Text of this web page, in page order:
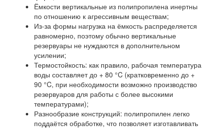
Ёмкости вертикальные из полипропилена инертны
по отношению к агрессивным веществам;
Из-за формы нагрузка на ёмкость распределяется
равномерно, поэтому обычно вертикальные
резервуары не нуждаются в дополнительном
усилении;
Термостойкость: как правило, рабочая температура
воды составляет до + 80 °C (кратковременно до +
90 °C, при необходимости возможно производство
резервуаров для работы с более высокими
температурами);
Разнообразие конструкций: полипропилен легко
поддаётся обработке, что позволяет изготавливать